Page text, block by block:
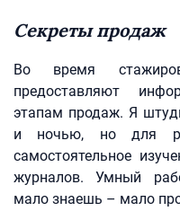
Секреты продаж
Во время
предоставляют
этапам продаж. Я
и ночью, но для
самостоятельное
журналов. Умный
мало знаешь – мало